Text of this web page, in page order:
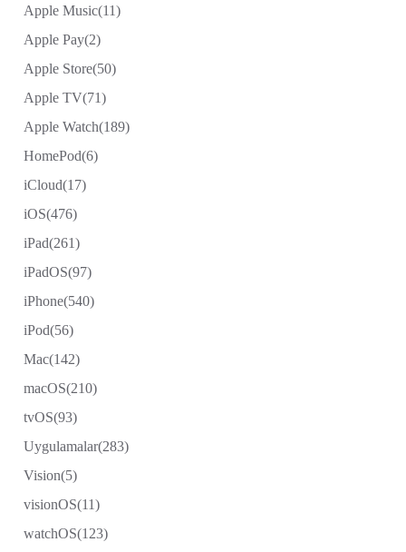
Apple Music(11)
Apple Pay(2)
Apple Store(50)
Apple TV(71)
Apple Watch(189)
HomePod(6)
iCloud(17)
iOS(476)
iPad(261)
iPadOS(97)
iPhone(540)
iPod(56)
Mac(142)
macOS(210)
tvOS(93)
Uygulamalar(283)
Vision(5)
visionOS(11)
watchOS(123)